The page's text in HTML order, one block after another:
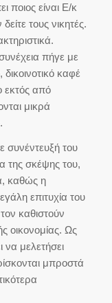
ποιος είναι Ε/κ
τους νικητές.
πήγε με
καφέ
εκτός από
μικρά
του
της σκέψης του,
καθώς η
επιτυχία του
καθιστούν
οικονομίας. Ως
να μελετήσει
μπροστά